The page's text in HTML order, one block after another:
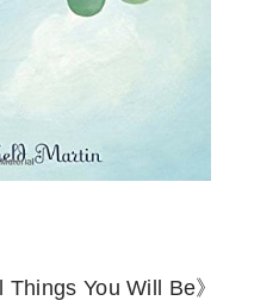
You Will Be》